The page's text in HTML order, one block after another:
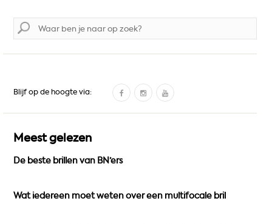
Zoek
naar:
Blijf op de hoogte via:
F
a
o
I
n
m
Y
o
Meest gelezen
De beste brillen van BN’ers
Wat iedereen moet weten over een multifocale bril